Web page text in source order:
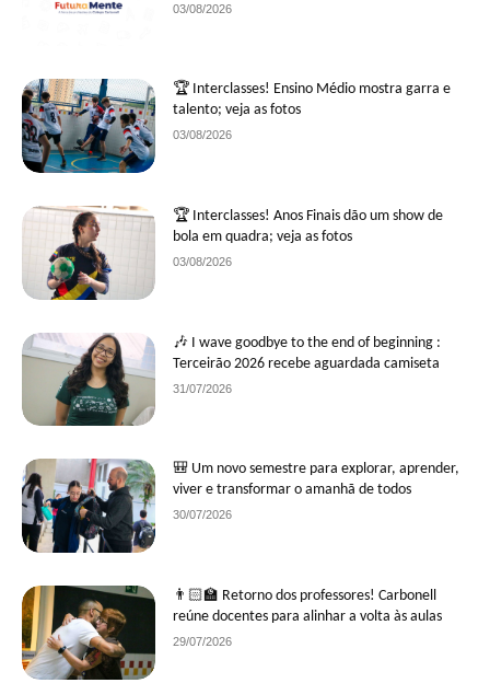
03/08/2026
🏆 Interclasses! Ensino Médio mostra garra e
talento; veja as fotos
03/08/2026
🏆 Interclasses! Anos Finais dão um show de
bola em quadra; veja as fotos
03/08/2026
🎶 I wave goodbye to the end of beginning :
Terceirão 2026 recebe aguardada camiseta
31/07/2026
🎒 Um novo semestre para explorar, aprender,
viver e transformar o amanhã de todos
30/07/2026
👨🏻‍🏫 Retorno dos professores! Carbonell
reúne docentes para alinhar a volta às aulas
29/07/2026